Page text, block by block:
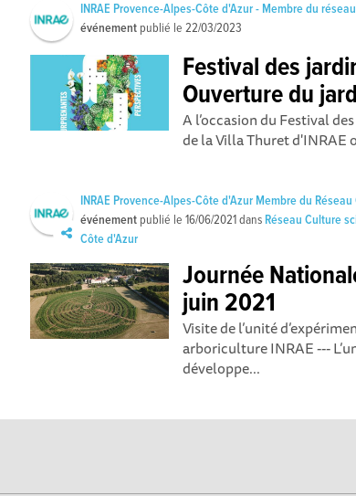
INRAE Provence-Alpes-Côte d'Azur - Membre du
événement publié le22/03/2023
Festival des
Ouverture du
A l’occasion du Festival
de la Villa Thuret d'INRAE
INRAE Provence-Alpes-Côte d'Azur Membre du
événement publié le16/06/2021dans Réseau Culture
Côte d'Azur
Journée
juin 2021
Visite de l’unité
arboriculture INRAE ---
développe...